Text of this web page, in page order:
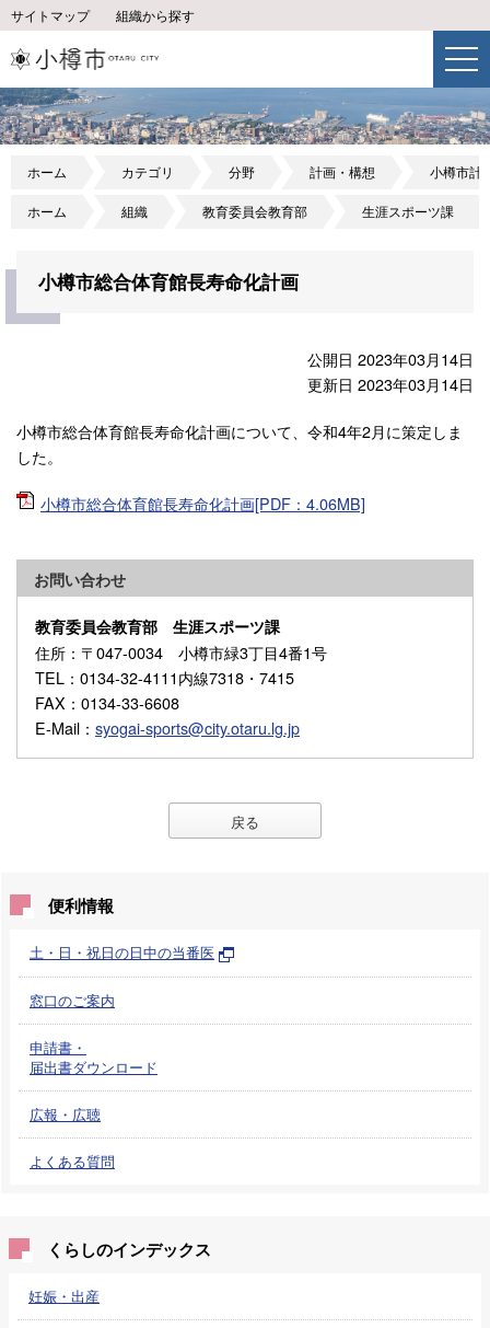
サイトマップ 組織から探す
ホーム カテゴリ 分野 計画・構想 小樽市計
ホーム 組織 教育委員会教育部 生涯スポーツ課
小樽市総合体育館長寿命化計画
公開日 2023年03月14日
更新日 2023年03月14日
小樽市総合体育館長寿命化計画について、令和4年2月に策定しま
した。
小樽市総合体育館長寿命化計画[PDF：4.06MB]
お問い合わせ
教育委員会教育部 生涯スポーツ課
住所 ：〒047-0034 小樽市緑3丁目4番1号
TEL ：0134-32-4111内線7318・7415
FAX ：0134-33-6608
E-Mail ： syogai-sports@city.otaru.lg.jp
戻る
便利情報
土・日・祝日の日中の当番医
窓口のご案内
申請書・
届出書ダウンロード
広報・広聴
よくある質問
くらしのインデックス
妊娠・出産